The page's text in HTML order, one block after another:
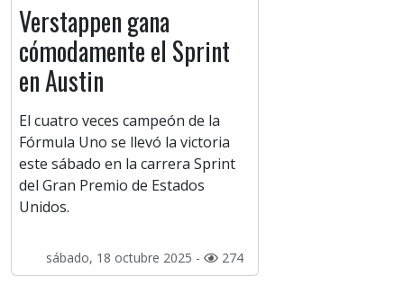
Verstappen gana
cómodamente el Sprint
en Austin
El cuatro veces campeón de la
Fórmula Uno se llevó la victoria
este sábado en la carrera Sprint
del Gran Premio de Estados
Unidos.
sábado, 18 octubre 2025 - 274